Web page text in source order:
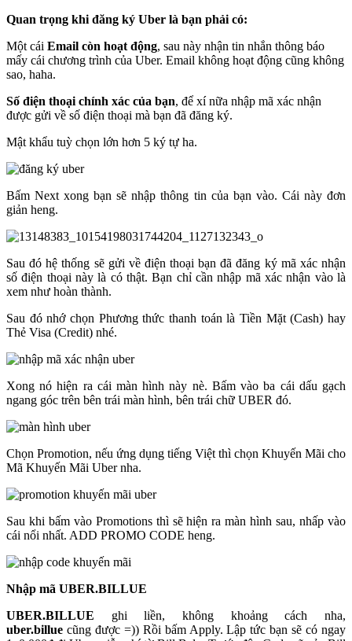
Quan trọng khi đăng ký Uber là bạn phải có:
Một cái Email còn hoạt động, sau này nhận tin nhắn thông báo
mấy cái chương trình của Uber. Email không hoạt động cũng không
sao, haha.
Số điện thoại chính xác của bạn, để xí nữa nhập mã xác nhận
được gửi về số điện thoại mà bạn đã đăng ký.
Mật khẩu tuỳ chọn lớn hơn 5 ký tự ha.
Bấm Next xong bạn sẽ nhập thông tin của bạn vào. Cái này đơn
giản heng.
Sau đó hệ thống sẽ gửi về điện thoại bạn đã đăng ký mã xác nhận
số điện thoại này là có thật. Bạn chỉ cần nhập mã xác nhận vào là
xem như hoàn thành.
Sau đó nhớ chọn Phương thức thanh toán là Tiền Mặt (Cash) hay
Thẻ Visa (Credit) nhé.
Xong nó hiện ra cái màn hình này nè. Bấm vào ba cái dấu gạch
ngang góc trên bên trái màn hình, bên trái chữ UBER đó.
Chọn Promotion, nếu ứng dụng tiếng Việt thì chọn Khuyến Mãi cho
Mã Khuyến Mãi Uber nha.
Sau khi bấm vào Promotions thì sẽ hiện ra màn hình sau, nhấp vào
cái nổi nhất. ADD PROMO CODE heng.
Nhập mã UBER.BILLUE
UBER.BILLUE ghi liền, không khoảng cách nha,
uber.billue cũng được =)) Rồi bấm Apply. Lập tức bạn sẽ có ngay